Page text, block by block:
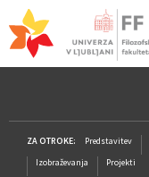
ZA OTROKE: Predstavitev
Izobraževanja
Projekti